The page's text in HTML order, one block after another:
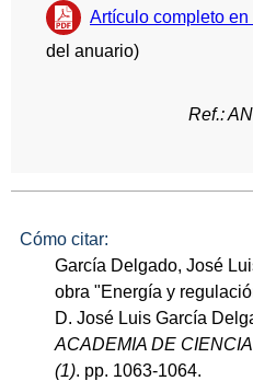
Artículo completo en
del anuario)
Ref.:
Cómo citar:
García Delgado, José
obra "Energía y
D. José Luis García
ACADEMIA DE
(1). pp. 1063-1064.